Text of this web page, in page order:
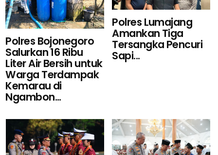
Polres Bojonegoro
Salurkan 16 Ribu
Liter Air Bersih untuk
Warga Terdampak
Kemarau di
Ngambon...
Polres Lumajang
Amankan Tiga
Tersangka Pencuri
Sapi...